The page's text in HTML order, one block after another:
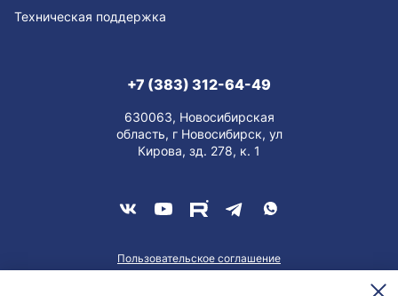
Техническая поддержка
+7 (383) 312-64-49
630063, Новосибирская
область, г Новосибирск, ул
Кирова, зд. 278, к. 1
Пользовательское соглашение